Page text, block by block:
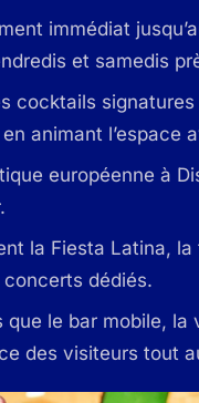
immédiat
et samedis
cocktails
animant l’espace
européenne à
la Fiesta Latina,
dédiés.
le bar mobile,
des visiteurs tout